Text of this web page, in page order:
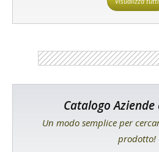
Catalogo
Un modo semplice per
prodotto!